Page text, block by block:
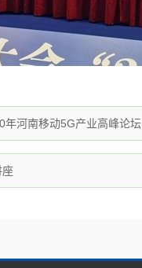
年河南移动5G产业高峰论坛
座